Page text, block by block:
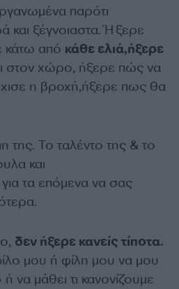
παρότι
και ξέγνοιαστα. Ήξερε
κάτω από κάθε ελιά,ήξερε
στον χώρο, ήξερε πώς να
η βροχή,ήξερε πως θα
της. Το ταλέντο της & το
και
τα επόμενα να σας
δεν ήξερε κανείς τίποτα.
μου ή φίλη μου να μου
ή να μάθει τι κανονίζουμε